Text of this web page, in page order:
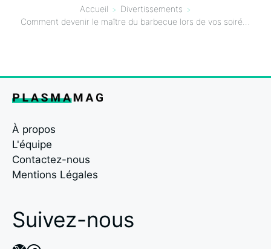
Accueil
Divertissements
À propos
L'équipe
Contactez-nous
Mentions Légales
Suivez-nous